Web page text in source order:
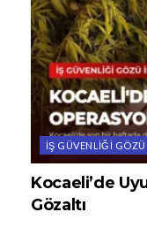
İŞ GÜVENLIĞI GÖZÜ
Kocaeli’de
Gözaltı